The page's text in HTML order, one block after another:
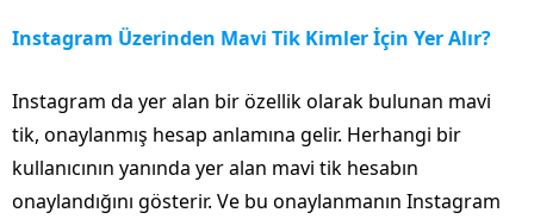
Instagram Üzerinden Mavi Tik Kimler İçin Yer Alır?
Instagram da yer alan bir özellik olarak bulunan mavi
tik, onaylanmış hesap anlamına gelir. Herhangi bir
kullanıcının yanında yer alan mavi tik hesabın
onaylandığını gösterir. Ve bu onaylanmanın Instagram